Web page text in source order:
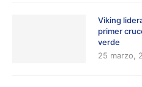
Viking
primer
verde
25 marzo,